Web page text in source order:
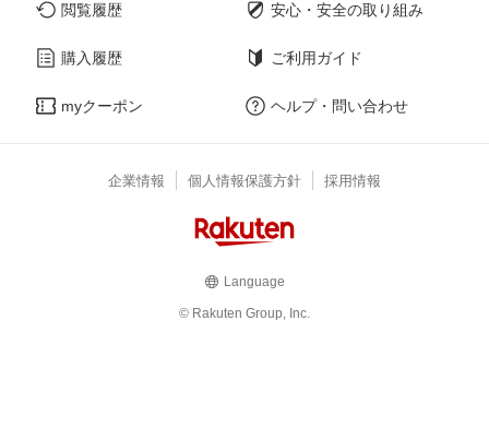
閲覧履歴
購入履歴
myクーポン
安心・安全の取り組み
ご利用ガイド
ヘルプ・問い合わせ
企業情報 個人情報保護方針 採用情報
Language
© Rakuten Group, Inc.